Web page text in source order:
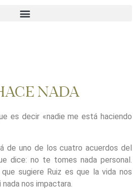
NADA
es decir «nadie me está haciendo
de uno de los cuatro acuerdos del
dice: no te tomes nada personal.
sugiere Ruiz es que la vida nos
nos impactara.